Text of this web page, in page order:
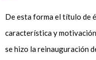
De esta forma el título de
característica y
se hizo la reinauguración